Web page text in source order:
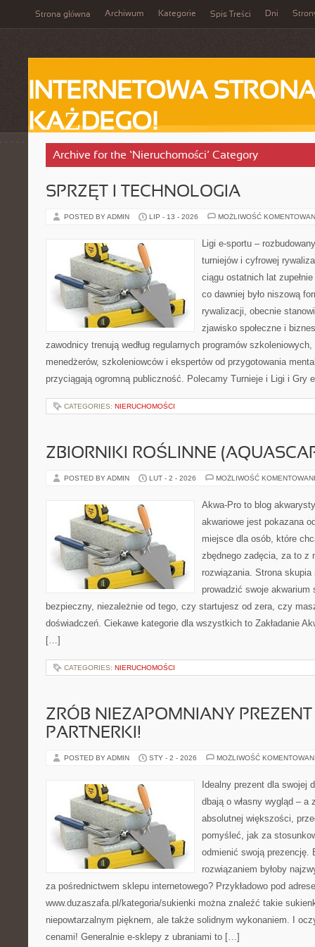
Strona główna Archiwum Kategorie Spis Treści Dni
INTERNETOWA
KAŻDEGO!
Archive for the ‘Nieruchomości’ Category
SPRZĘT I TECHNOLOGIA
POSTED BY ADMIN LIP - 13 - 2026 MOŻLIWOŚĆ
Ligi e-sportu –
turniejów i cyfrowej
ciągu ostatnich lat
co dawniej było niszową
rywalizacji, obecnie
zjawisko społeczne i
zawodnicy trenują według regularnych programów
menedżerów, szkoleniowców i ekspertów od przygotowania
przyciągają ogromną publiczność. Polecamy Turnieje i Ligi i Gry
CATEGORIES: NIERUCHOMOŚCI
ZBIORNIKI ROŚLINNE
POSTED BY ADMIN LUT - 2 - 2026 MOŻLIWOŚĆ
Akwa-Pro to blog
akwariowe jest pokazana
miejsce dla osób, które
zbędnego zadęcia, za to z
rozwiązania. Strona
prowadzić swoje akwarium
bezpieczny, niezależnie od tego, czy startujesz od zera, czy
doświadczeń. Ciekawe kategorie dla wszystkich to Zakładanie
[…]
CATEGORIES: NIERUCHOMOŚCI
ZRÓB NIEZAPOMNIANY PREZENT
PARTNERKI!
POSTED BY ADMIN STY - 2 - 2026 MOŻLIWOŚĆ
Idealny prezent dla swojej
dbają o własny wygląd – a
absolutnej większości,
pomyśleć, jak za
odmienić swoją prezencję.
rozwiązaniem byłoby
za pośrednictwem sklepu internetowego? Przykładowo pod
www.duzaszafa.pl/kategoria/sukienki można znaleźć takie
niepowtarzalnym pięknem, ale także solidnym wykonaniem. I
cenami! Generalnie e-sklepy z ubraniami to […]